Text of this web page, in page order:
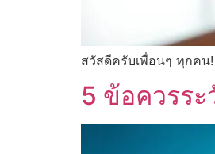
สวัสดีครับเพื่อนๆ ทุกคน
5 ข้อควรร